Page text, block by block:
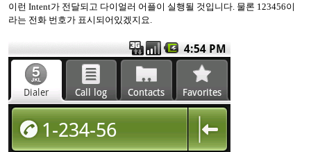
이런 Intent가 전달되고 다이얼러 어플이 실행될 것입니다. 물론 123456이
라는 전화 번호가 표시되어있겠지요.